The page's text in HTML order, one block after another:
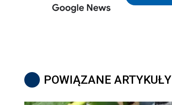
POWIĄZANE ARTYKUŁY